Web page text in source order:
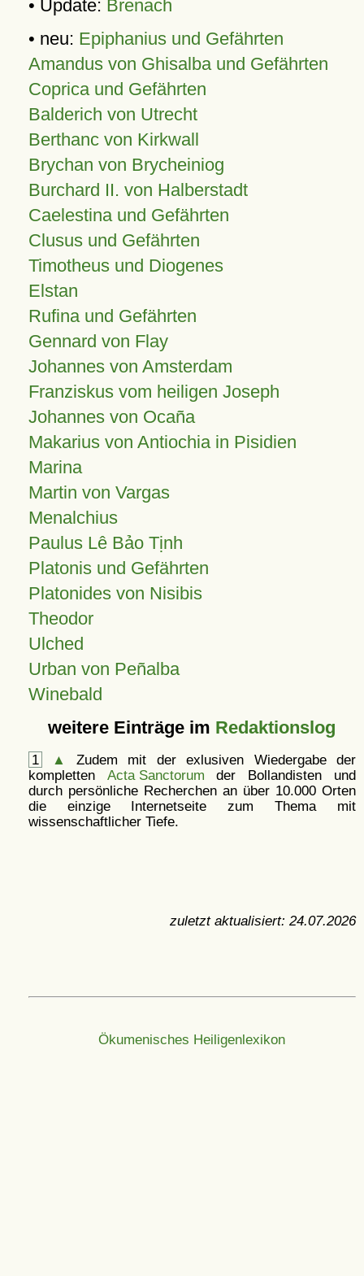
• Update: Brenach
• neu: Epiphanius und Gefährten
Amandus von Ghisalba und Gefährten
Coprica und Gefährten
Balderich von Utrecht
Berthanc von Kirkwall
Brychan von Brycheiniog
Burchard II. von Halberstadt
Caelestina und Gefährten
Clusus und Gefährten
Timotheus und Diogenes
Elstan
Rufina und Gefährten
Gennard von Flay
Johannes von Amsterdam
Franziskus vom heiligen Joseph
Johannes von Ocaña
Makarius von Antiochia in Pisidien
Marina
Martin von Vargas
Menalchius
Paulus Lê Bảo Tịnh
Platonis und Gefährten
Platonides von Nisibis
Theodor
Ulched
Urban von Peñalba
Winebald
weitere Einträge im Redaktionslog
1 ▲
Zudem mit der exlusiven Wiedergabe der
kompletten Acta Sanctorum der Bollandisten und
durch persönliche Recherchen an über 10.000 Orten
die einzige Internetseite zum Thema mit
wissenschaftlicher Tiefe.
zuletzt aktualisiert: 24.07.2026
Ökumenisches Heiligenlexikon